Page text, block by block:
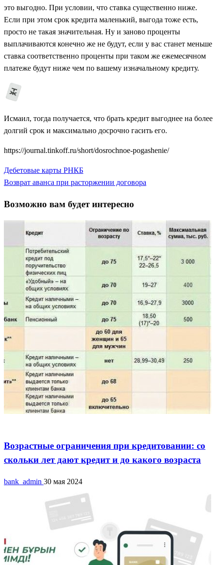
это выгодно. При условии, что ставка существенно ниже.
Если при этом срок кредита маленький, выгода тоже есть,
просто не такая значительная. Ну и заново проценты
выплачиваются конечно же не будут, если у вас станет меньше
ставка соответственно проценты при таком же ежемесячном
платеже будут ниже чем по вашему изначальному кредиту.
Исмаил, тогда получается, что брать кредит выгоднее на более
долгий срок и максимально досрочно гасить его.
https://journal.tinkoff.ru/short/dosrochnoe-pogashenie/
Навигация
записям
Previous
Post
Дебетовые карты РНКБ
Next
Возврат аванса при расторжении договора
Возможно вам будет интересно
Возрастные ограничения при кредитовании: со
скольки лет дают кредит и до какого возраста
bank_admin 30 мая 2024